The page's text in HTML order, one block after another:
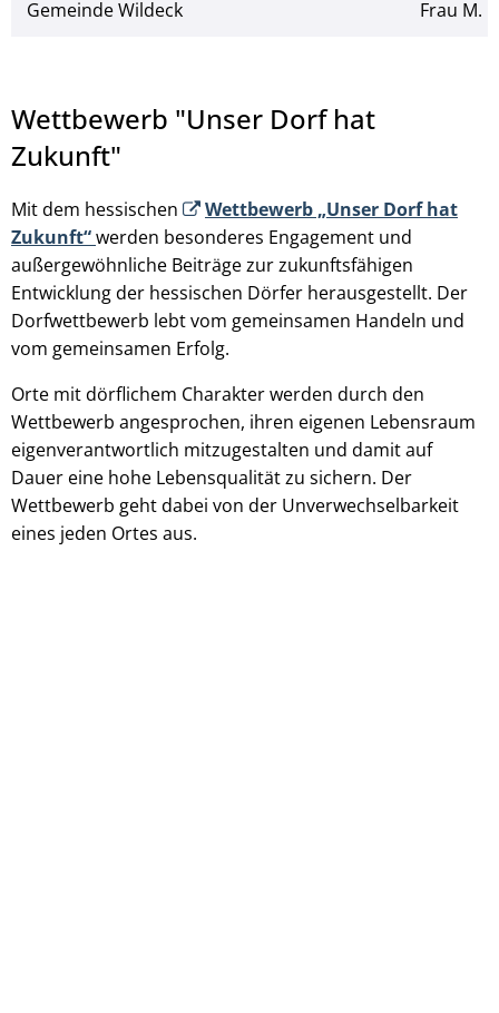
Gemeinde Wildeck Frau M.
Wettbewerb "Unser Dorf hat
Zukunft"
Mit dem hessischen
Wettbewerb „Unser Dorf hat
Zukunft“werden besonderes Engagement und
außergewöhnliche Beiträge zur zukunftsfähigen
Entwicklung der hessischen Dörfer herausgestellt. Der
Dorfwettbewerb lebt vom gemeinsamen Handeln und
vom gemeinsamen Erfolg.
Orte mit dörflichem Charakter werden durch den
Wettbewerb angesprochen, ihren eigenen Lebensraum
eigenverantwortlich mitzugestalten und damit auf
Dauer eine hohe Lebensqualität zu sichern. Der
Wettbewerb geht dabei von der Unverwechselbarkeit
eines jeden Ortes aus.